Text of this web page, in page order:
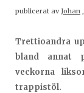
publicerat avJohan ,
Trettioandra
bland annat
veckorna
trappistöl.